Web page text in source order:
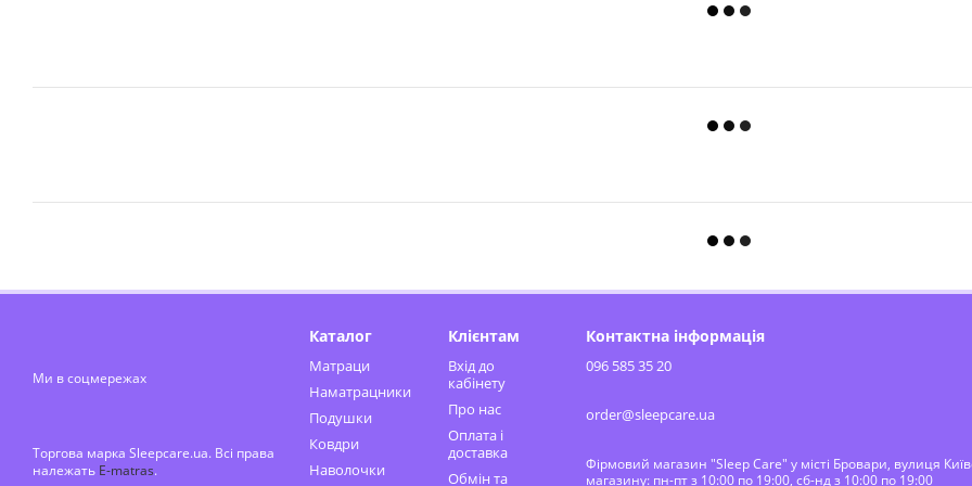
Ми в соцмережах
Торгова марка Sleepcare.ua. Всі права
належать E-matras.
Каталог
Матраци
Наматрацники
Подушки
Ковдри
Наволочки
Клієнтам
Вхід до
кабінету
Про нас
Оплата і
доставка
Обмін та
Контактна інформація
096 585 35 20
order@sleepcare.ua
Фірмовий магазин "Sleep Care" у місті Бровари, вулиця
магазину: пн-пт з 10:00 по 19:00, сб-нд з 10:00 по 19:00